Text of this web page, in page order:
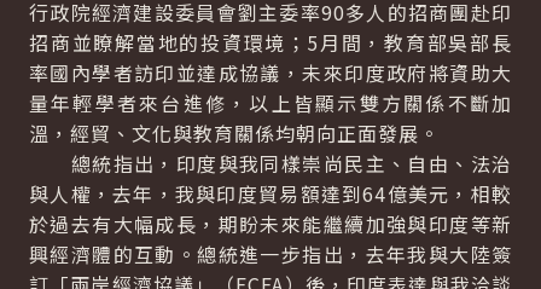
行政院經濟建設委員會劉主委率90多人的招商團赴印
招商並瞭解當地的投資環境；5月間，教育部吳部長
率國內學者訪印並達成協議，未來印度政府將資助大
量年輕學者來台進修，以上皆顯示雙方關係不斷加
溫，經貿、文化與教育關係均朝向正面發展。
總統指出，印度與我同樣崇尚民主、自由、法治
與人權，去年，我與印度貿易額達到64億美元，相較
於過去有大幅成長，期盼未來能繼續加強與印度等新
興經濟體的互動。總統進一步指出，去年我與大陸簽